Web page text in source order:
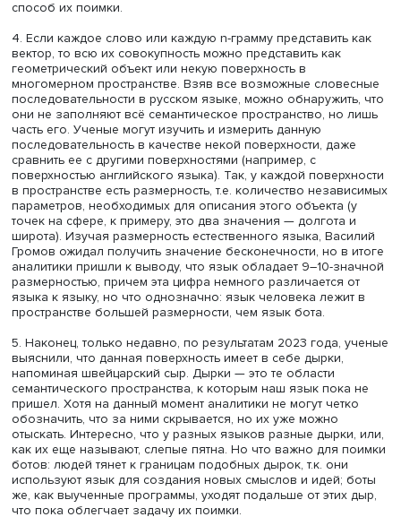
Фото: iStock
Если же кластеризовать (математическая операция,
наборы похожих элементов можно объединить в одну
— кластер) последовательность ботов, эти
последовательности оказываются более жесткими,
компактными и без всяких разночтений. Когда
словесную последовательность людей разного пола и
получаются более размытые, нечеткие кластеры. Люди
мыслят существенно менее четко, чем боты, — и это
способ их поимки.
4. Если каждое слово или каждую n-грамму
вектор, то всю их совокупность можно представить как
геометрический объект или некую поверхность в
многомерном пространстве. Взяв все возможные
последовательности в русском языке, можно
они не заполняют всё семантическое пространство,